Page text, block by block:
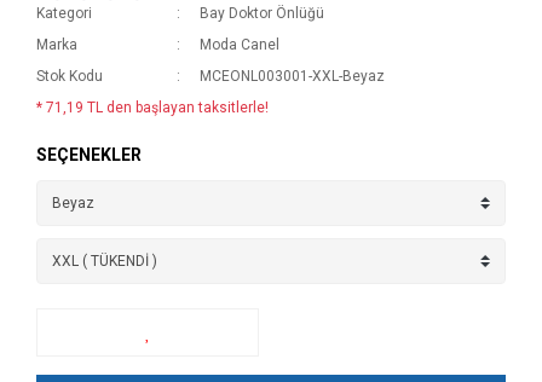
Kategori
Bay Doktor Önlüğü
Marka
Moda Canel
Stok Kodu
MCEONL003001-XXL-Beyaz
* 71,19 TL den başlayan taksitlerle!
SEÇENEKLER